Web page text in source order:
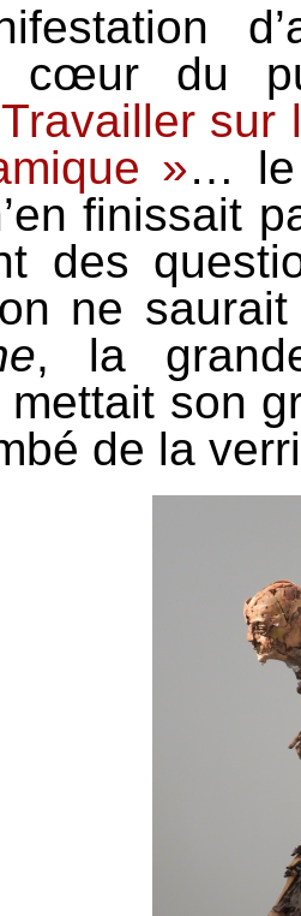
cœur du
sur
»… le
finissait
des
ne
, la
mettait son
de la